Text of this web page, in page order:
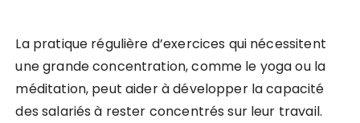
La pratique régulière d’exercices qui nécessitent
une grande concentration, comme le yoga ou la
méditation, peut aider à développer la capacité
des salariés à rester concentrés sur leur travail.